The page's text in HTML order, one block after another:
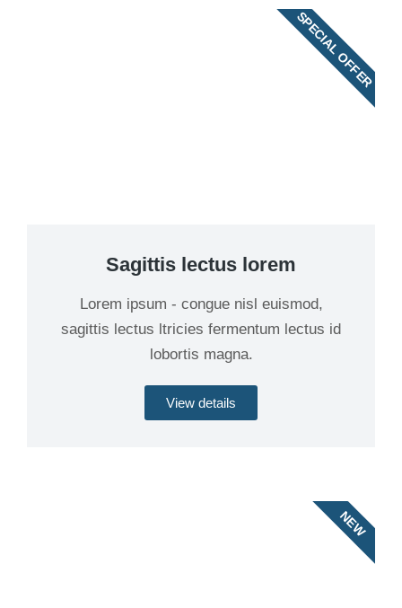
Sagittis lectus lorem
Lorem ipsum - congue nisl euismod,
sagittis lectus ltricies fermentum lectus id
lobortis magna.
View details
SPECIAL OFFER
NEW